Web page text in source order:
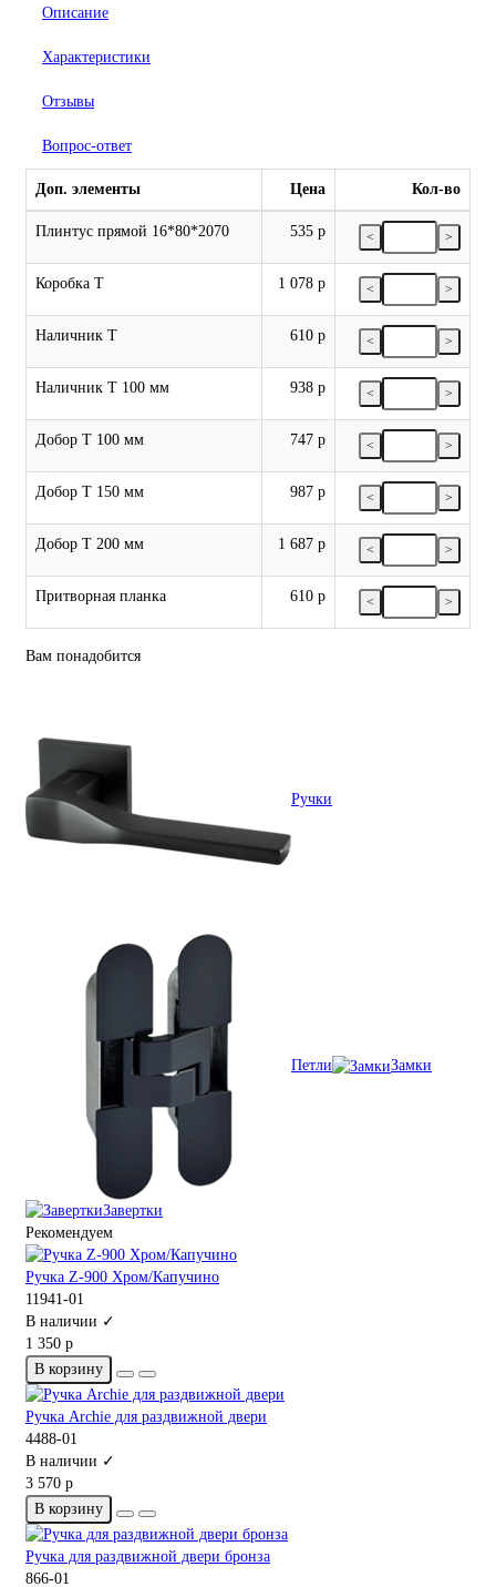
Описание
Характеристики
Отзывы
Вопрос-ответ
Доп. элементы Цена Кол-во
Плинтус прямой 16*80*2070 535 р < >
Коробка Т 1 078 р < >
Наличник Т 610 р < >
Наличник Т 100 мм 938 р < >
Добор Т 100 мм 747 р < >
Добор Т 150 мм 987 р < >
Добор Т 200 мм 1 687 р < >
Притворная планка 610 р < >
Вам понадобится
Ручки
Петли Замки
Завертки
Рекомендуем
Ручка Z-900 Хром/Капучино
11941-01
В наличии ✓
1 350 р
В корзину
Ручка Archie для раздвижной двери
4488-01
В наличии ✓
3 570 р
В корзину
Ручка для раздвижной двери бронза
866-01